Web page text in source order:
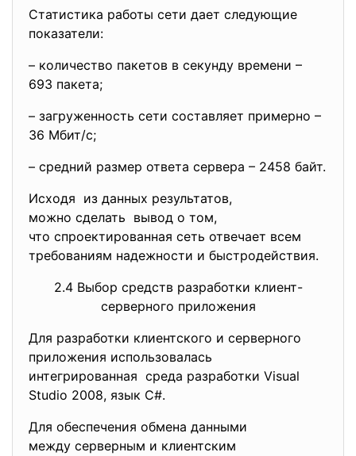
Статистика работы сети дает следующие
показатели:
– количество пакетов в секунду времени –
693 пакета;
– загруженность сети составляет примерно –
36 Мбит/с;
– средний размер ответа сервера – 2458 байт.
Исходя из данных результатов,
можно сделать вывод о том,
что спроектированная сеть отвечает всем
требованиям надежности и быстродействия.
2.4 Выбор средств разработки клиент-
серверного приложения
Для разработки клиентского и серверного
приложения использовалась
интегрированная среда разработки Visual
Studio 2008, язык C#.
Для обеспечения обмена данными
между серверным и клиентским